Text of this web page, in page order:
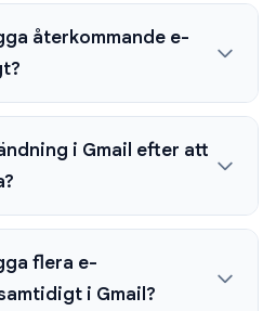
återkommande e-
i Gmail efter att
flera e-
i Gmail?